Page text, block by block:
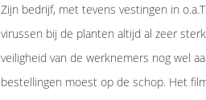
Zijn bedrijf, met tevens vestingen in
virussen bij de planten altijd al zeer
veiligheid van de werknemers nog wel
bestellingen moest op de schop. Het